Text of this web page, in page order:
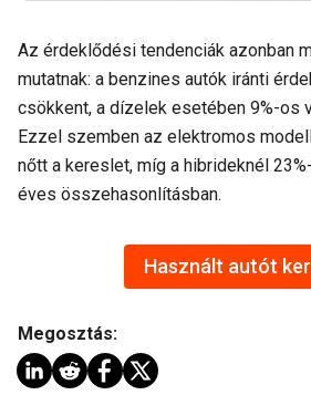
Az érdeklődési tendenciák azonban
mutatnak: a benzines autók iránti
csökkent, a dízelek esetében 9%-os
Ezzel szemben az elektromos
nőtt a kereslet, míg a hibrideknél
éves összehasonlításban.
Használt autót
Megosztás: